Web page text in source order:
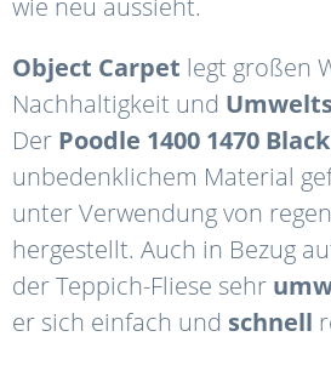
wie neu aussieht.
Object Carpet legt großen
Nachhaltigkeit und
Der Poodle 1400 1470 Black
unbedenklichem Material
unter Verwendung von
hergestellt. Auch in Bezug
der Teppich-Fliese sehr
er sich einfach und schnell